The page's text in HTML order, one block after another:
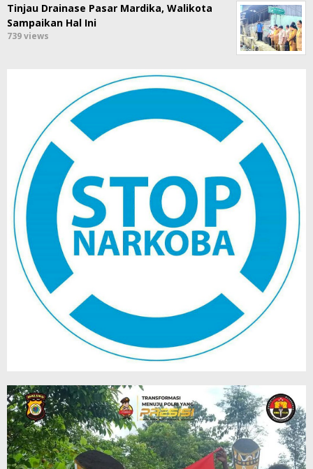
Tinjau Drainase Pasar Mardika, Walikota
Sampaikan Hal Ini
739 views